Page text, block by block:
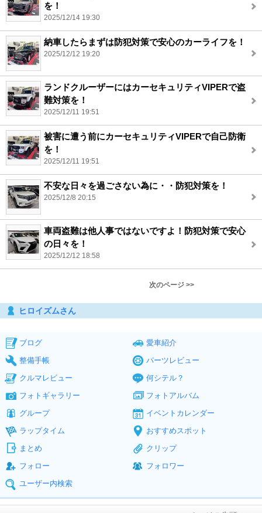
を！
2025/12/14 19:30
納車したらまずは防犯対策で安心のカーライフを！
2025/12/12 19:20
ランドクルーザーにはカーセキュリティVIPERで盗
難対策を！
2025/12/11 19:51
被害に遭う前にカーセキュリティVIPERで自己防衛
を！
2025/12/11 19:51
不安な日々を過ごさない為に・・防犯対策を！
2025/12/8 20:15
車両盗難は他人事ではないですよ！防犯対策で安心
の日々を！
2025/12/12 18:58
次のページ >>
ヒロイズムさん
ブログ
愛車紹介
整備手帳
パーツレビュー
クルマレビュー
何シテル？
フォトギャラリー
フォトアルバム
グループ
イベントカレンダー
ラップタイム
おすすめスポット
まとめ
クリップ
フォロー
フォロワー
ユーザー内検索